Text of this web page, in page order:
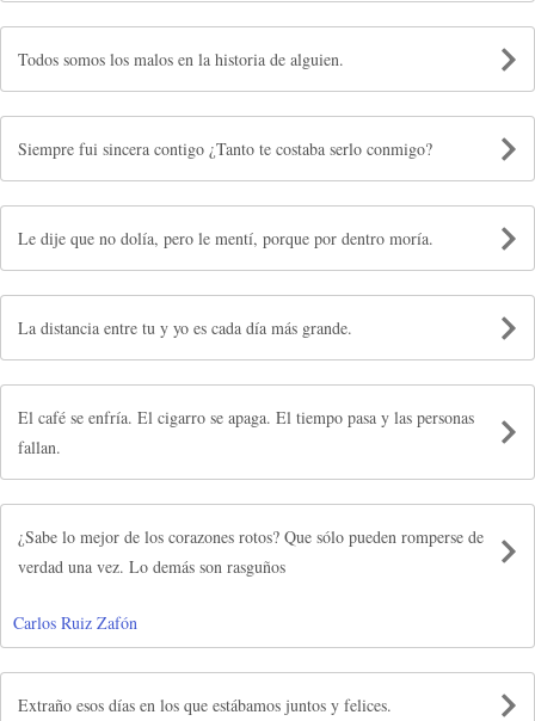
Todos somos los malos en la historia de alguien.
Siempre fui sincera contigo ¿Tanto te costaba serlo conmigo?
Le dije que no dolía, pero le mentí, porque por dentro moría.
La distancia entre tu y yo es cada día más grande.
El café se enfría. El cigarro se apaga. El tiempo pasa y las personas
fallan.
¿Sabe lo mejor de los corazones rotos? Que sólo pueden romperse de
verdad una vez. Lo demás son rasguños
Carlos Ruiz Zafón
Extraño esos días en los que estábamos juntos y felices.